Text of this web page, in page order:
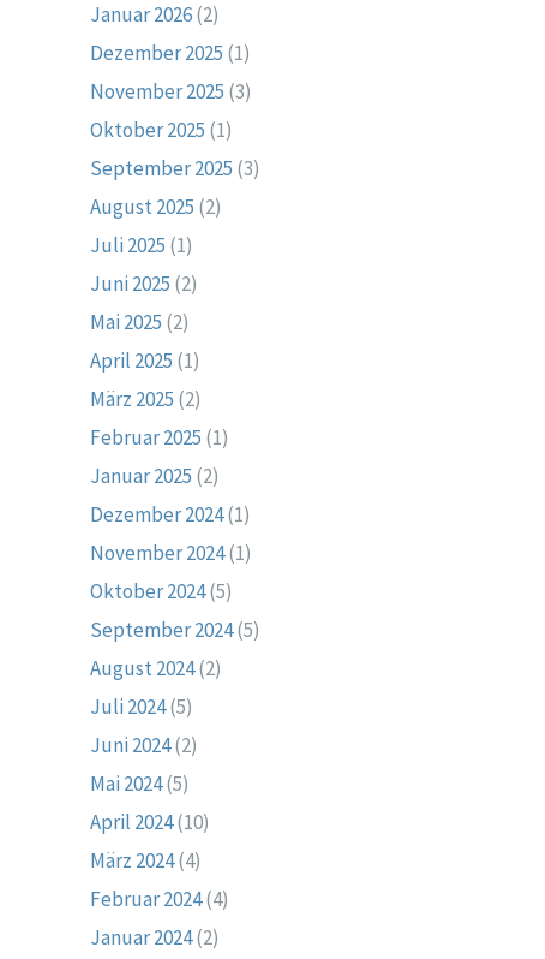
Januar 2026(2)
Dezember 2025 (1)
November 2025 (3)
Oktober 2025 (1)
September 2025 (3)
August 2025 (2)
Juli 2025 (1)
Juni 2025 (2)
Mai 2025 (2)
April 2025 (1)
März 2025 (2)
Februar 2025 (1)
Januar 2025 (2)
Dezember 2024(1)
November 2024(1)
Oktober 2024(5)
September 2024(5)
August 2024(2)
Juli 2024(5)
Juni 2024(2)
Mai 2024(5)
April 2024(10)
März 2024(4)
Februar 2024(4)
Januar 2024(2)